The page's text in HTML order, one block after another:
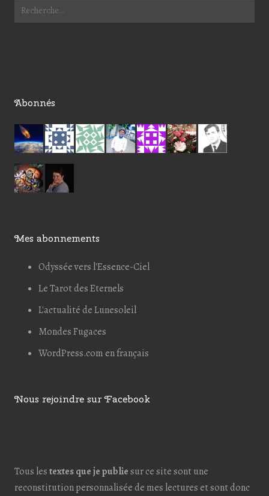
Abonnés
Mes abonnements
Odyssée vers l'Essence-Ciel
Le Tarot des Eternels
L'actualité de Lunesoleil
Mondes Fugaces
WordPress.com en français
Nous rejoindre sur Facebook
Tous lestextes que je publiesur ce site sont une
reconstitution personnalisée de mes lectures et sont donc